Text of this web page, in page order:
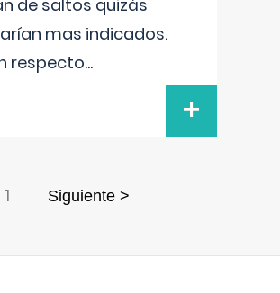
de saltos quizás
mas indicados.
respecto...
+
1 Siguiente >